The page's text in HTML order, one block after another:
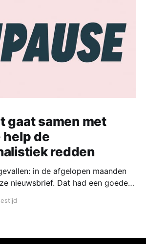
gaat samen met
help de
redden
in de afgelopen maanden
nieuwsbrief. Dat had een goede
met een nieuw platform,